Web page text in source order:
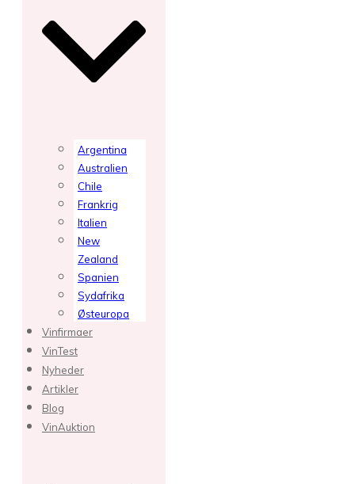
Argentina
Australien
Chile
Frankrig
Italien
New
Zealand
Spanien
Sydafrika
Østeuropa
Vinfirmaer
VinTest
Nyheder
Artikler
Blog
VinAuktion